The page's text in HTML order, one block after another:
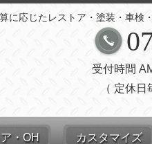
に応じたレストア・塗装・車検
受付時間
（ 定休
・OH カスタマイズ